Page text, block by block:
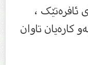
،
کارەیان تاوان